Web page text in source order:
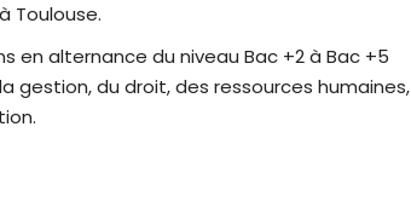
Toulouse.
en alternance du niveau Bac +2 à Bac +5
gestion, du droit, des ressources humaines,